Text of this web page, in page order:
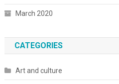
March 2020
CATEGORIES
Art and culture